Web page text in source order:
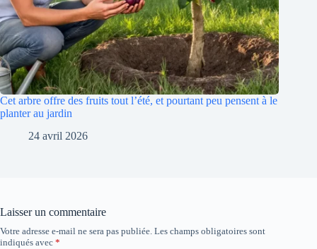
Cet arbre offre des fruits tout l’été, et pourtant peu pensent à le
planter au jardin
24 avril 2026
Laisser un commentaire
Votre adresse e-mail ne sera pas publiée. Les champs obligatoires sont
indiqués avec *